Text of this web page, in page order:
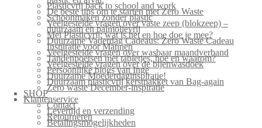
Plasticvrij back to school and work
De beste tips om te starten met Zero Waste
Schoonmaken zonder plastic
Veelgestelde vragen over vaste zeep (blokzeep) –
duurzaam en palmolievrij
Mei Plasticvrij: wat is het en hoe doe je mee?
Duurzame Vaderdag Cadeaus: Zero Waste Cadeau
Inspiratie voor Mannen
Veelgestelde vragen over wasbaar maandverband
Tandenpoetsen met tabletjes, hoe en waarom?
Veelgestelde vragen over de bijenwasdoek
Persoonlijke blogs van Inge
Duurzame Moederdaginspiratie!
Duurzaam plasticvrij kerstpakket van Bag-again
Zero waste December-inspiratie
SHOP
Klantenservice
Contact
Levertijd en verzending
Retourneren
Betalingsmogelijkheden